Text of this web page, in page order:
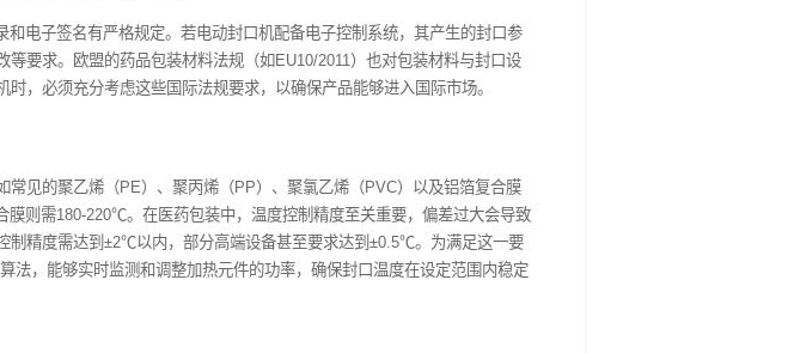
方面，《药品生产质量管理规范》（GMP）明确规定，药品包装应确保药品在有效期内不受污
。电动封口机的设计、安装、运行与维护都要符合GMP对设备的要求，例如设备材质应无
精准控制关键参数，确保封口质量的一致性。
法规，对电子记录和电子签名有严格规定。若电动封口机配备电子控制系统，其产生的封口参
使用电动封口机时，必须充分考虑这些国际法规要求，以确保产品能够进入国际市场。